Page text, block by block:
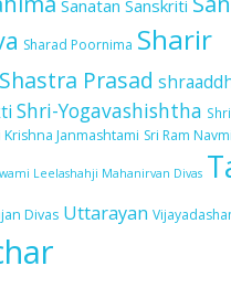
Sanatan Sanskriti
Sharad Poornima Sharir
Shastra Prasad
Shri-Yogavashishtha Shri
Krishna Janmashtami Sri Ram Navmi
Leelashahji Mahanirvan Divas
Divas Uttarayan